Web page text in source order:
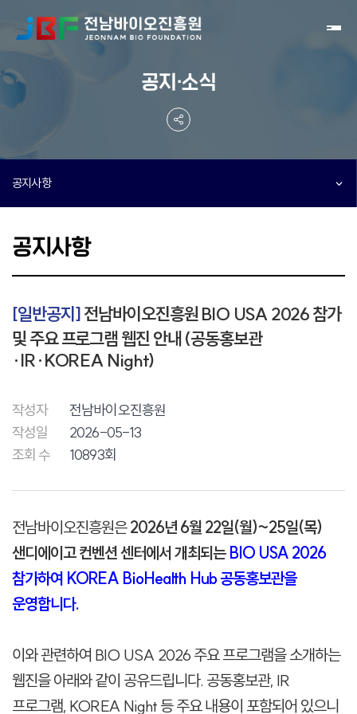
공지·소식
공지사항
공지사항
[일반공지]전남바이오진흥원 BIO USA 2026 참가
및 주요 프로그램 웹진 안내 (공동홍보관
·IR·KOREA Night)
작성자
전남바이오진흥원
작성일
2026-05-13
조회 수
10893회
전남바이오진흥원은2026년 6월 22일(월)~25일(목)
샌디에이고 컨벤션 센터에서 개최되는 BIO USA 2026
참가하여 KOREA BioHealth Hub 공동홍보관을
운영합니다.
이와 관련하여 BIO USA 2026 주요 프로그램을 소개하는
웹진을 아래와 같이 공유드립니다. 공동홍보관, IR
프로그램, KOREA Night 등 주요 내용이 포함되어 있으니